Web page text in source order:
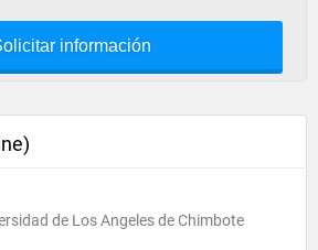
información
de Los Angeles de Chimbote